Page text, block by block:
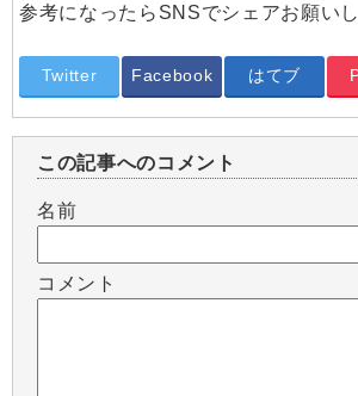
参考になったらSNSでシェアお願いし
Twitter Facebook はてブ
この記事へのコメント
名前
コメント